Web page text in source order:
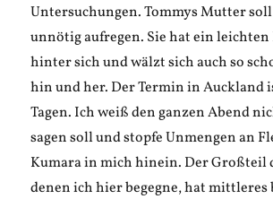
Untersuchungen. Tommys Mutter
unnötig aufregen. Sie hat ein
hinter sich und wälzt sich auch so
hin und her. Der Termin in Auckland
Tagen. Ich weiß den ganzen Abend
sagen soll und stopfe Unmengen an
Kumara in mich hinein. Der Großteil
denen ich hier begegne, hat mittleres